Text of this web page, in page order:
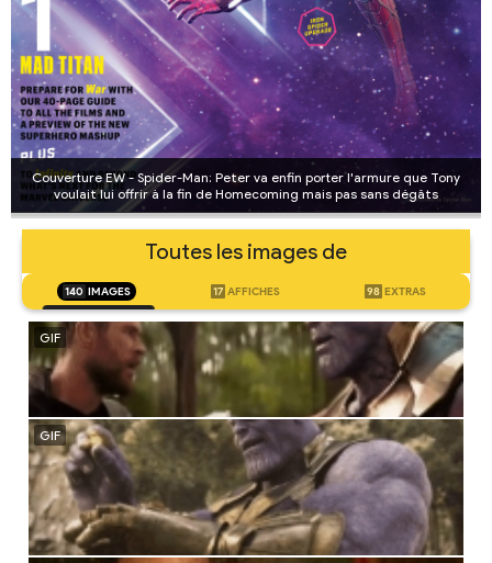
Couverture EW - Spider-Man: Peter va enfin porter l'armure que Tony
voulait lui offrir à la fin de Homecoming mais pas sans dégâts
Toutes les images de
140 IMAGES 17 AFFICHES 98 EXTRAS